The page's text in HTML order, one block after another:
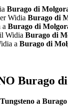
Burago di
Widia Burago di
a Burago di
Widia Burago di
a Burago di
Burago
a